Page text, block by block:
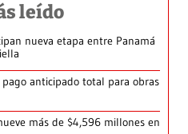
leído
nueva etapa entre Panamá
anticipado total para obras
más de $4,596 millones en